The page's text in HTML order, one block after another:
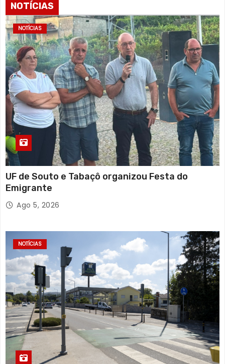
NOTÍCIAS
NOTÍCIAS
UF de Souto e Tabaçô organizou Festa do
Emigrante
Ago 5, 2026
NOTÍCIAS